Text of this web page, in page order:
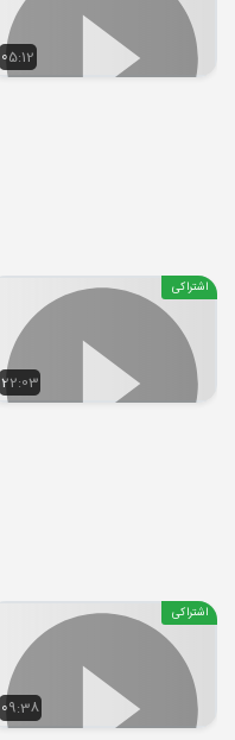
05:12
22:03
اشتراکی
09:38
اشتراکی